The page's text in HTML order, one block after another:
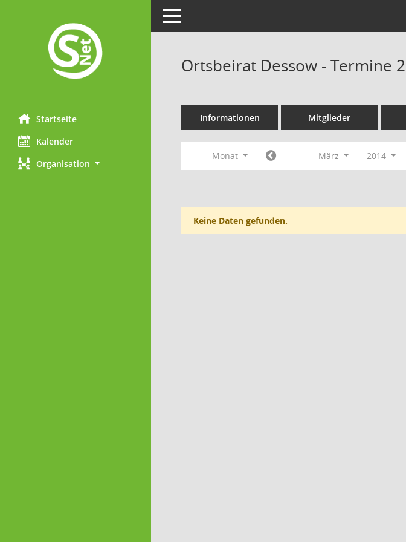
Startseite
Kalender
Organisation
Toggle navigation
Ortsbeirat Dessow - Termine
Informationen Mitglieder
Monat März 2014
Keine Daten gefunden.